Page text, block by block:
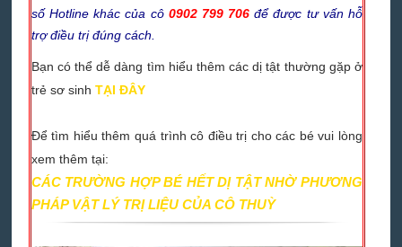
số Hotline khác của cô 0902 799 706để được tư vấn hỗ
trợ điều trị đúng cách.
Bạn có thể dễ dàng tìm hiểu thêm các dị tật thường gặp ở
trẻ sơ sinh TẠI ĐÂY
Để tìm hiểu thêm quá trình cô điều trị cho các bé vui lòng
xem thêm tại:
CÁC TRƯỜNG HỢP BÉ HẾT DỊ TẬT NHỜ PHƯƠNG
PHÁP VẬT LÝ TRỊ LIỆU CỦA CÔ THUỲ